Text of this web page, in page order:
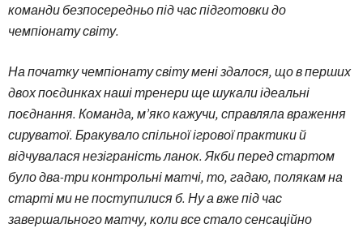
команди безпосередньо під час підготовки до
чемпіонату світу.
На початку чемпіонату світу мені здалося, що в перших
двох поєдинках наші тренери ще шукали ідеальні
поєднання. Команда, м’яко кажучи, справляла враження
сируватої. Бракувало спільної ігрової практики й
відчувалася незіграність ланок. Якби перед стартом
було два-три контрольні матчі, то, гадаю, полякам на
старті ми не поступилися б. Ну а вже під час
завершального матчу, коли все стало сенсаційно